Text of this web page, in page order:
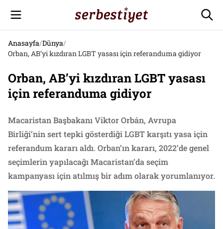
Anasayfa/Dünya/
Orban, AB’yi kızdıran LGBT yasası için referanduma gidiyor
Orban, AB’yi kızdıran LGBT yasası
için referanduma gidiyor
Macaristan Başbakanı Viktor Orbán, Avrupa
Birliği’nin sert tepki gösterdiği LGBT karşıtı yasa için
referandum kararı aldı. Orban’ın kararı, 2022’de genel
seçimlerin yapılacağı Macaristan’da seçim
kampanyası için atılmış bir adım olarak yorumlanıyor.